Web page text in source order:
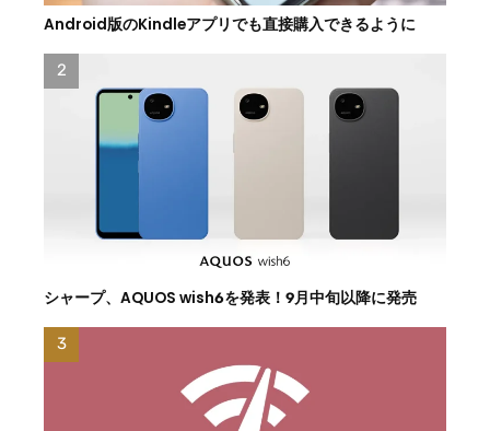
Android版のKindleアプリでも直接購入できるように
シャープ、AQUOS wish6を発表！9月中旬以降に発売